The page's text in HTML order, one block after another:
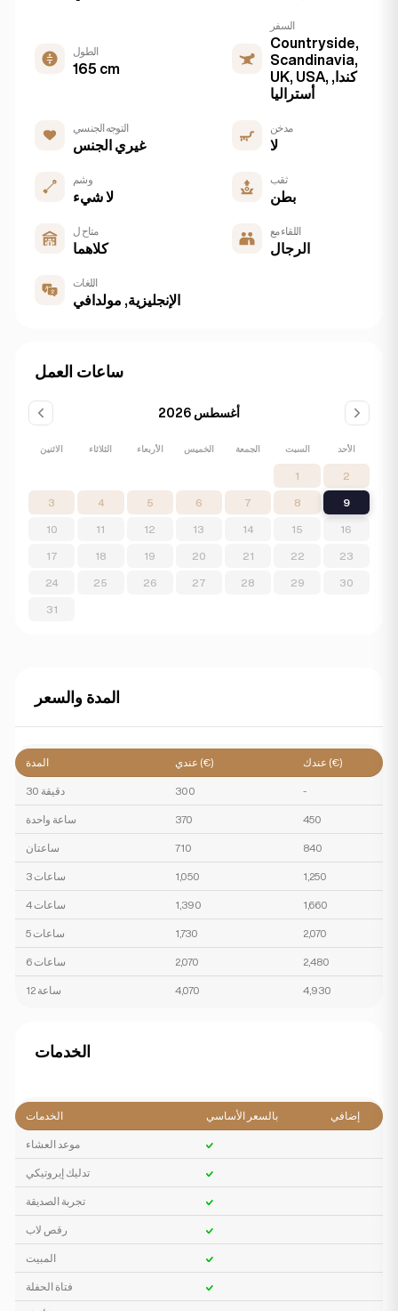
الطول
165 cm
السفر
Countryside,
Scandinavia,
UK, USA, كندا,
أستراليا
التوجه الجنسي
غيري الجنس
مدخن
لا
وشم
لا شيء
ثقب
بطن
متاح ل
كلاهما
اللقاء مع
الرجال
اللغات
الإنجليزية, مولدافي
ساعات العمل
أغسطس 2026
الاثنين الثلاثاء الأربعاء الخميس الجمعة السبت الأحد
1 2
3 4 5 6 7 8 9
10 11 12 13 14 15 16
17 18 19 20 21 22 23
24 25 26 27 28 29 30
31
المدة والسعر
المدة عندي (€) عندك (€)
30 دقيقة 300 -
ساعة واحدة 370 450
ساعتان 710 840
3 ساعات 1,050 1,250
4 ساعات 1,390 1,660
5 ساعات 1,730 2,070
6 ساعات 2,070 2,480
12 ساعة 4,070 4,930
الخدمات
الخدمات بالسعر الأساسي إضافي
موعد العشاء
تدليك إيروتيكي
تجربة الصديقة
رقص لاب
المبيت
فتاة الحفلة